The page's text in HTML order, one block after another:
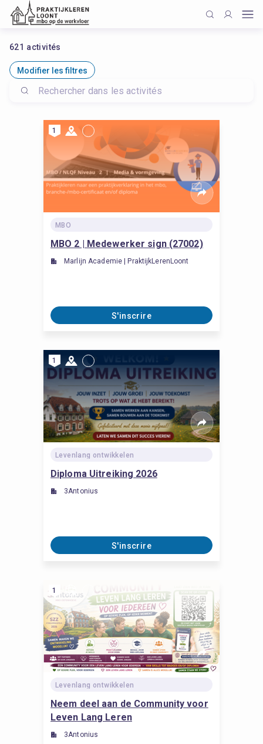
621 activités
Modifier les filtres
1
MBO
MBO 2 | Medewerker sign (27002)
Marlijn Academie | PraktijkLerenLoont
S'inscrire
1
Levenlang ontwikkelen
Diploma Uitreiking 2026
3Antonius
S'inscrire
1
Levenlang ontwikkelen
Neem deel aan de Community voor
Leven Lang Leren
3Antonius